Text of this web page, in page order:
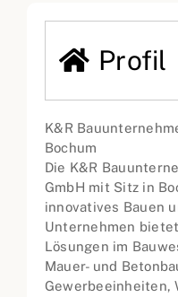
Profil
K&R
Bochum
Die K&R
GmbH mit Sitz in
innovatives Bauen
Unternehmen
Lösungen im
Mauer- und
Gewerbeeinheiten,